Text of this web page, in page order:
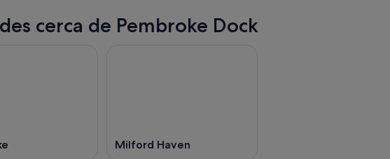
cerca de Pembroke Dock
Milford Haven